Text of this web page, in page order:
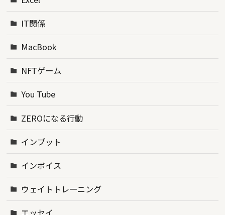
IT関係
MacBook
NFTゲーム
You Tube
ZEROになる行動
インプット
インボイス
ウェイトトレーニング